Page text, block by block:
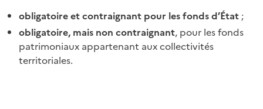
obligatoire et contraignant pour les fonds d’État ;
obligatoire, mais non contraignant, pour les fonds
patrimoniaux appartenant aux collectivités
territoriales.